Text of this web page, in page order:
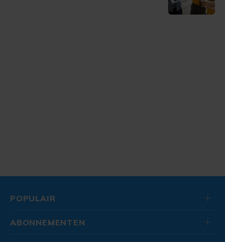
POPULAIR
ABONNEMENTEN